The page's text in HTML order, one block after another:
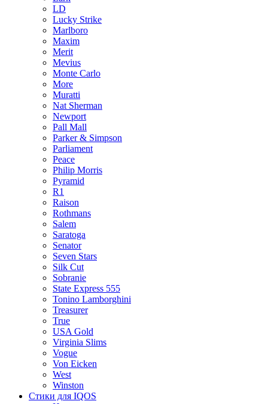
LD
Lucky Strike
Marlboro
Maxim
Merit
Mevius
Monte Carlo
More
Muratti
Nat Sherman
Newport
Pall Mall
Parker & Simpson
Parliament
Peace
Philip Morris
Pyramid
R1
Raison
Rothmans
Salem
Saratoga
Senator
Seven Stars
Silk Cut
Sobranie
State Express 555
Tonino Lamborghini
Treasurer
True
USA Gold
Virginia Slims
Vogue
Von Eicken
West
Winston
Стики для IQOS